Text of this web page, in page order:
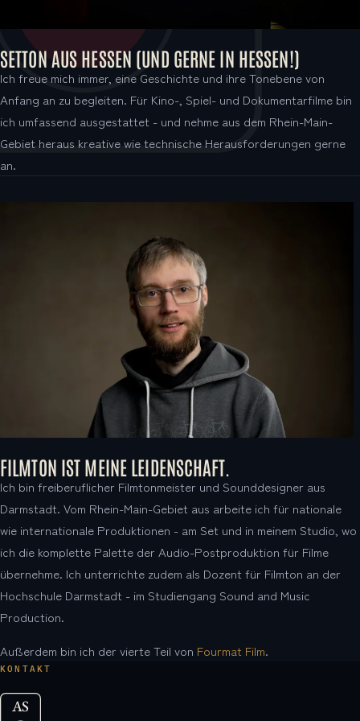
SETTON AUS HESSEN (UND GERNE IN HESSEN!)
Ich freue mich immer, eine Geschichte und ihre Tonebene von
Anfang an zu begleiten. Für Kino-, Spiel- und Dokumentarfilme bin
ich umfassend ausgestattet - und nehme aus dem Rhein-Main-
Gebiet heraus kreative wie technische Herausforderungen gerne
an.
FILMTON IST MEINE LEIDENSCHAFT.
Ich bin freiberuflicher Filmtonmeister und Sounddesigner aus
Darmstadt. Vom Rhein-Main-Gebiet aus arbeite ich für nationale
wie internationale Produktionen - am Set und in meinem Studio, wo
ich die komplette Palette der Audio-Postproduktion für Filme
übernehme. Ich unterrichte zudem als Dozent für Filmton an der
Hochschule Darmstadt - im Studiengang Sound and Music
Production.
Außerdem bin ich der vierte Teil von Fourmat Film.
KONTAKT
AS